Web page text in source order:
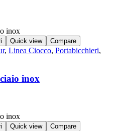
Quick view Compare
, Linea Ciocco, Portabicchieri,
inox
Quick view Compare